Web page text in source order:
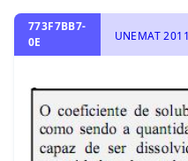
773F7BB7-
0E